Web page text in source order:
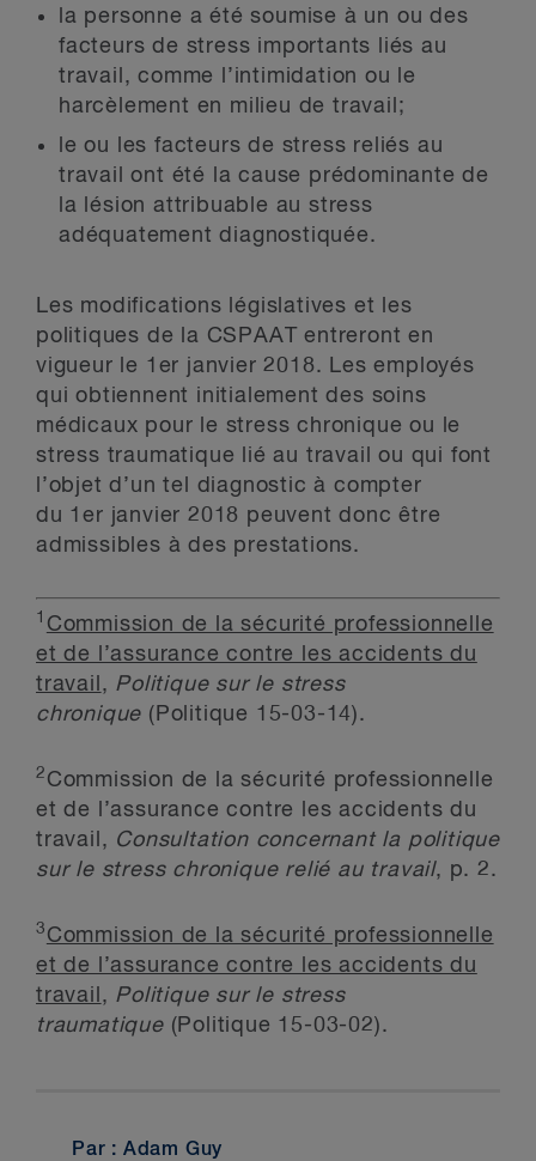
la personne a été soumise à un ou des
facteurs de stress importants liés au
travail, comme l’intimidation ou le
harcèlement en milieu de travail;
le ou les facteurs de stress reliés au
travail ont été la cause prédominante de
la lésion attribuable au stress
adéquatement diagnostiquée.
Les modifications législatives et les
politiques de la CSPAAT entreront en
vigueur le 1 er janvier 2018. Les employés
qui obtiennent initialement des soins
médicaux pour le stress chronique ou le
stress traumatique lié au travail ou qui font
l’objet d’un tel diagnostic à compter
du 1er janvier 2018 peuvent donc être
admissibles à des prestations.
1 Commission de la sécurité professionnelle
et de l’assurance contre les accidents du
travail , Politique sur le stress
chronique (Politique 15-03-14).
2 Commission de la sécurité professionnelle
et de l’assurance contre les accidents du
travail, Consultation concernant la politique
sur le stress chronique relié au travail, p. 2.
3 Commission de la sécurité professionnelle
et de l’assurance contre les accidents du
travail , Politique sur le stress
traumatique(Politique 15-03-02).
Par : Adam Guy